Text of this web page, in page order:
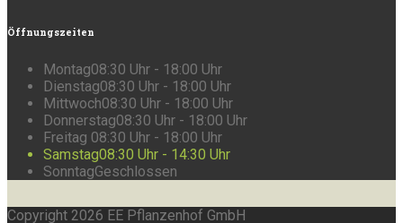
Öffnungszeiten
Montag08:30 Uhr - 18:00 Uhr
Dienstag08:30 Uhr - 18:00 Uhr
Mittwoch08:30 Uhr - 18:00 Uhr
Donnerstag08:30 Uhr - 18:00 Uhr
Freitag 08:30 Uhr - 18:00 Uhr
Samstag08:30 Uhr - 14:30 Uhr
SonntagGeschlossen
Copyright 2026 EE Pflanzenhof GmbH